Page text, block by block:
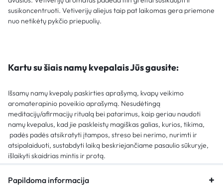
susikoncentruoti. Vetiverijų aliejus taip pat laikomas gera priemone
nuo netikėtų pykčio priepuolių.
Kartu su šiais namų kvepalais Jūs gausite:
Išsamų namų kvepalų paskirties aprašymą, kvapų veikimo
aromaterapinio poveikio aprašymą. Nesudėtingą
meditacijų/afirmacijų ritualą bei patarimus, kaip geriau naudoti
namų kvepalus, kad jie paskleistų magiškas galias, kurios, tikima,
padės padės atsikratyti įtampos, streso bei nerimo, nurimti ir
atsipalaiduoti, sustabdyti laiką beskriejančiame pasaulio sūkuryje,
išlaikyti skaidrias mintis ir protą.
Papildoma informacija